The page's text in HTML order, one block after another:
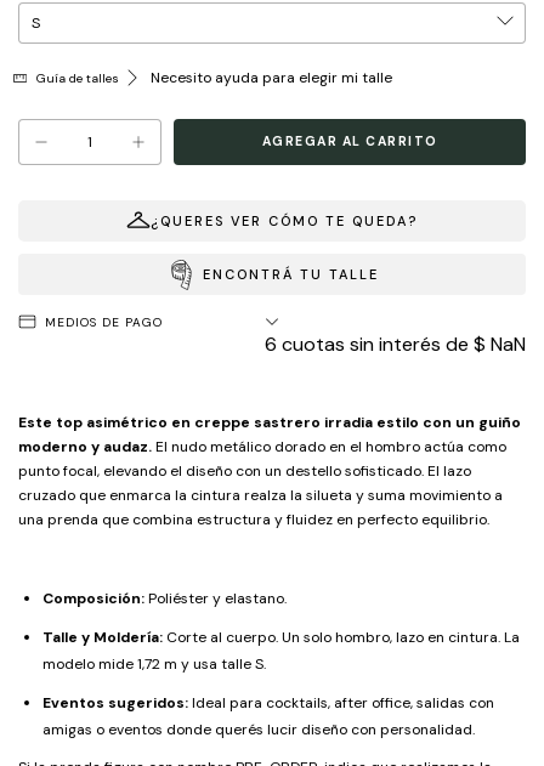
Guía de talles Necesito ayuda para elegir mi talle
¿QUERES VER CÓMO TE QUEDA?
ENCONTRÁ TU TALLE
MEDIOS DE PAGO
6 cuotas sin interés de $ NaN
Este top asimétrico en creppe sastrero irradia estilo con un guiño
moderno y audaz.El nudo metálico dorado en el hombro actúa como
punto focal, elevando el diseño con un destello sofisticado. El lazo
cruzado que enmarca la cintura realza la silueta y suma movimiento a
una prenda que combina estructura y fluidez en perfecto equilibrio.
Composición:Poliéster y elastano.
Talle y Moldería: Corte al cuerpo. Un solo hombro, lazo en cintura. La
modelo mide 1,72 m y usa talle S.
Eventos sugeridos:Ideal para cocktails, after office, salidas con
amigas o eventos donde querés lucir diseño con personalidad.